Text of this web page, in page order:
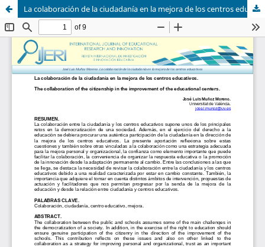
La colaboración de la ciudadanía en la mejora de los centros educativos